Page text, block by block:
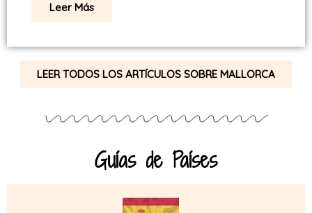
Leer Más
LEER TODOS LOS ARTÍCULOS SOBRE MALLORCA
Guías de Países